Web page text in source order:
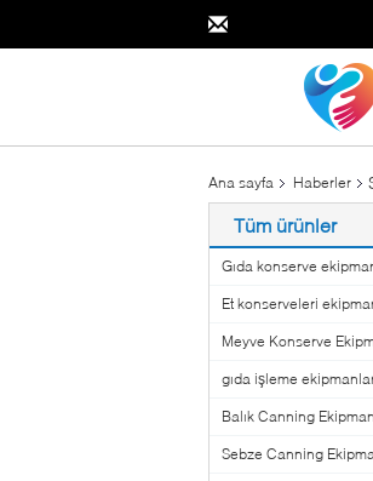
Ana sayfa Haberler
Tüm ürünler
Gıda konserve
Et konserveleri
Meyve Konserve
gıda işleme
Balık Canning
Sebze Canning